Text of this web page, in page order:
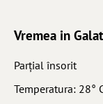
Vremea in
Parţial însorit
Temperatura: 28°